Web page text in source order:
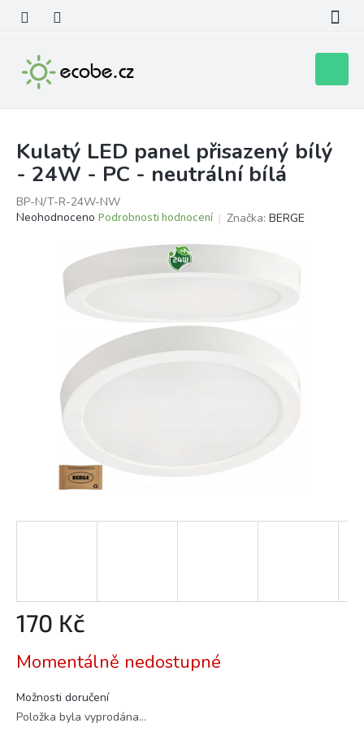
obsah
košík
Kulatý LED panel přisazený bílý
- 24W - PC - neutrální bílá
BP-N/T-R-24W-NW
Průměrné
Neohodnoceno Podrobnosti hodnocení Značka: BERGE
170 Kč
cena:
Momentálně nedostupné
Možnosti doručení
Položka byla vyprodána…